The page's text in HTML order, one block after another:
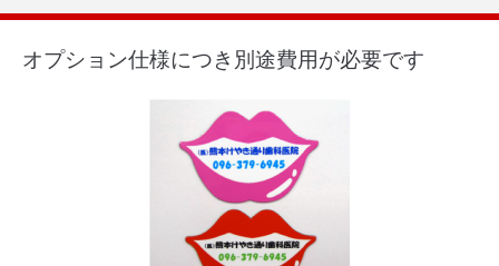
オプション仕様につき別途費用が必要です